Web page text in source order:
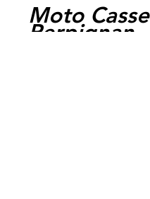
Moto Casse
Perpignan